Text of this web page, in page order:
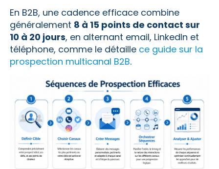
En B2B, une cadence efficace combine
généralement 8 à 15 points de contact sur
10 à 20 jours, en alternant email, LinkedIn et
téléphone, comme le détaille ce guide sur la
prospection multicanal B2B.